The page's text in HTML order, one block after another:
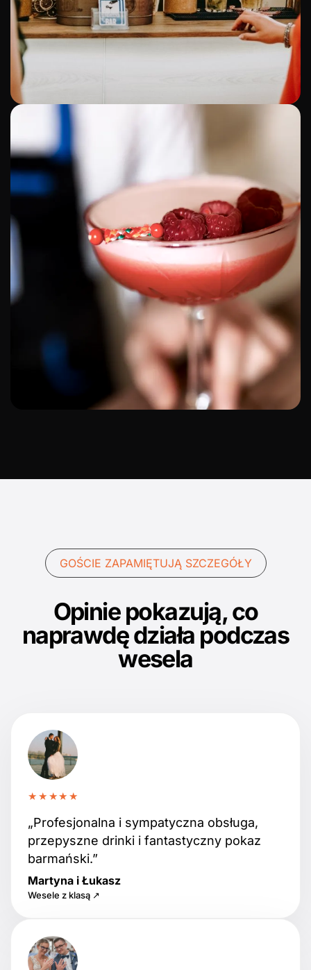
GOŚCIE ZAPAMIĘTUJĄ SZCZEGÓŁY
Opinie pokazują, co
naprawdę działa podczas
wesela
★★★★★
„Profesjonalna i sympatyczna obsługa,
przepyszne drinki i fantastyczny pokaz
barmański.”
Martyna i Łukasz
Wesele z klasą ↗